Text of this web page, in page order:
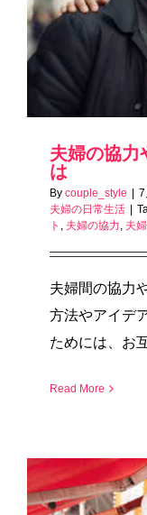
夫婦の協力
は
By couple_style | 7
夫婦の日常生活 |
ト , 夫婦の協力, 夫
夫婦間の協力
方法やアイデ
ためには、お
Read More